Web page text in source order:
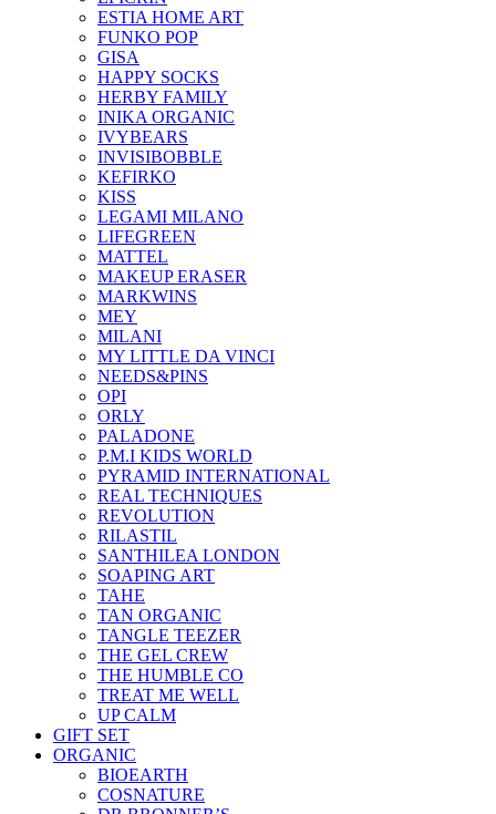
ESTIA HOME ART
FUNKO POP
GISA
HAPPY SOCKS
HERBY FAMILY
INIKA ORGANIC
IVYBEARS
INVISIBOBBLE
KEFIRKO
KISS
LEGAMI MILANO
LIFEGREEN
MATTEL
MAKEUP ERASER
MARKWINS
MEY
MILANI
MY LITTLE DA VINCI
NEEDS&PINS
OPI
ORLY
PALADONE
P.M.I KIDS WORLD
PYRAMID INTERNATIONAL
REAL TECHNIQUES
REVOLUTION
RILASTIL
SANTHILEA LONDON
SOAPING ART
TAHE
TAN ORGANIC
TANGLE TEEZER
THE GEL CREW
THE HUMBLE CO
TREAT ME WELL
UP CALM
GIFT SET
ORGANIC
BIOEARTH
COSNATURE